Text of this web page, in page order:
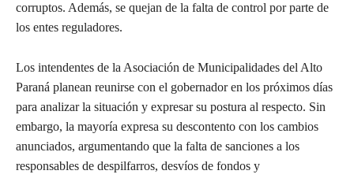
corruptos. Además, se quejan de la falta de control por parte de
los entes reguladores.
Los intendentes de la Asociación de Municipalidades del Alto
Paraná planean reunirse con el gobernador en los próximos días
para analizar la situación y expresar su postura al respecto. Sin
embargo, la mayoría expresa su descontento con los cambios
anunciados, argumentando que la falta de sanciones a los
responsables de despilfarros, desvíos de fondos y